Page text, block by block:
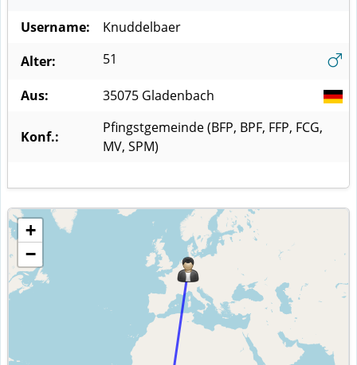
Username:
Knuddelbaer
Alter:
51
Aus: 35075 Gladenbach
Konf.:
Pfingstgemeinde (BFP, BPF, FFP, FCG,
MV, SPM)
+
−